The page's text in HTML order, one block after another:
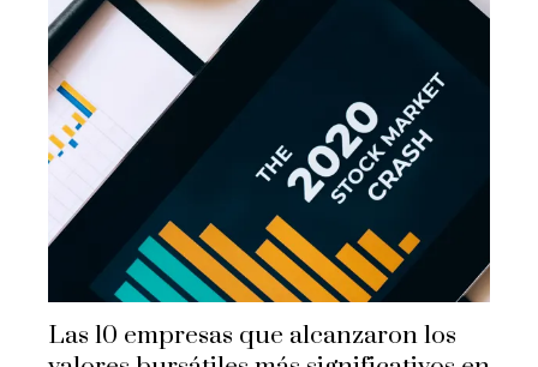
Las 10 empresas que alcanzaron los